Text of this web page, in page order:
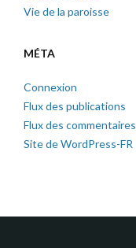
Vie de la paroisse
MÉTA
Connexion
Flux des publications
Flux des commentaires
Site de WordPress-FR